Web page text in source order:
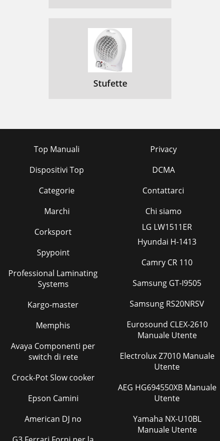
Stufette
Top Manuali
Dispositivi Top
Categorie
Marchi
Privacy
DCMA
Contattarci
Chi siamo
Corksport
Spypoint
Professional Laminating
Systems
Kargo-master
Memphis
Avaya Componenti per
switch di rete
Crock-Pot Slow cooker
Epson Camini
American DJ no
LG LW1511ER
Hyundai H-1413
Camry CR 110
Samsung GT-I9505
Samsung RS20NRSV
Eurosound CLEX-2610
Manuale Utente
Electrolux Z7010 Manuale
Utente
AEG HG694550XB Manuale
Utente
Yamaha NX-U10BL
Manuale Utente